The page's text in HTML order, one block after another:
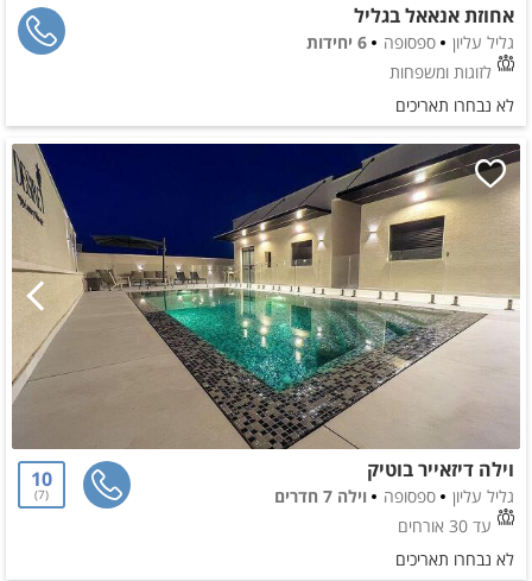
אחוזת אנאאל בגליל
גליל עליון ספסופה
6 יחידות
לזוגות ומשפחות
לא נבחרו תאריכים
וילה דיזאייר בוטיק
גליל עליון ספסופה
וילה 7 חדרים
עד 30 אורחים
10
7
לא נבחרו תאריכים